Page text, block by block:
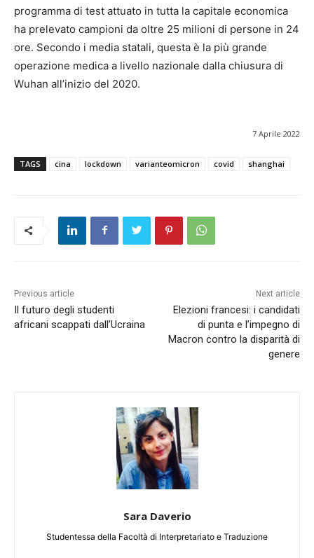
programma di test attuato in tutta la capitale economica
ha prelevato campioni da oltre 25 milioni di persone in 24
ore. Secondo i media statali, questa è la più grande
operazione medica a livello nazionale dalla chiusura di
Wuhan all’inizio del 2020.
7 Aprile 2022
TAGS cina lockdown varianteomicron covid shanghai
Previous article
Il futuro degli studenti
africani scappati dall’Ucraina
Next article
Elezioni francesi: i candidati
di punta e l’impegno di
Macron contro la disparità di
genere
Sara Daverio
Studentessa della Facoltà di Interpretariato e Traduzione